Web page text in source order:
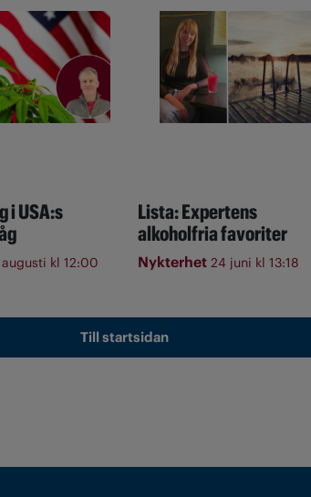
i USA:s
kl 12:00
Lista: Expertens
alkoholfria favoriter
Nykterhet 24 juni kl 13:18
Till startsidan